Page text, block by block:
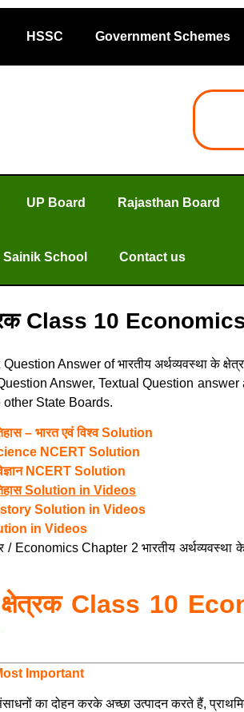
HSSC Government Schemes
UP Board Rajasthan Board
Sainik School Contact us
Class 10
Answer of भारतीय अर्थव्यवस्था के
Answer, Textual Question
State Boards.
– भारत एवं विश्व Solution
NCERT Solution
NCERT Solution
Solution in Videos
Solution in Videos
in Videos
Economics Chapter 2 भारतीय
क्षेत्रक Class 10
Important
का दोहन करके अच्छा उत्पादन करते हैं,